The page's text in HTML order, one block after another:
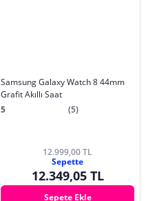
Samsung Galaxy Watch 8 44mm
Grafit Akıllı Saat
5
(5)
12.999,00 TL
Sepette
12.349,05 TL
Sepete Ekle